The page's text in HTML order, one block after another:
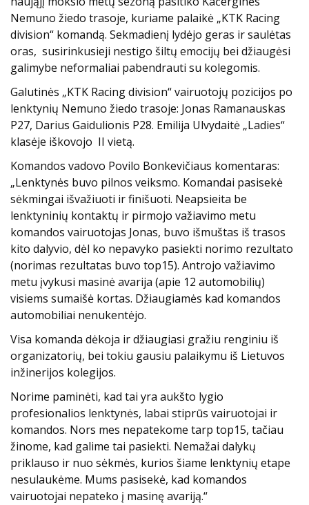
Nemuno žiedo trasoje, kuriame palaikė „KTK Racing
division“ komandą. Sekmadienį lydėjo geras ir saulėtas
oras, susirinkusieji nestigo šiltų emocijų bei džiaugėsi
galimybe neformaliai pabendrauti su kolegomis.
Galutinės „KTK Racing division“ vairuotojų pozicijos po
lenktynių Nemuno žiedo trasoje: Jonas Ramanauskas
P27, Darius Gaidulionis P28. Emilija Ulvydaitė „Ladies“
klasėje iškovojo II vietą.
Komandos vadovo Povilo Bonkevičiaus komentaras:
„Lenktynės buvo pilnos veiksmo. Komandai pasisekė
sėkmingai išvažiuoti ir finišuoti. Neapsieita be
lenktyninių kontaktų ir pirmojo važiavimo metu
komandos vairuotojas Jonas, buvo išmuštas iš trasos
kito dalyvio, dėl ko nepavyko pasiekti norimo rezultato
(norimas rezultatas buvo top15). Antrojo važiavimo
metu įvykusi masinė avarija (apie 12 automobilių)
visiems sumaišė kortas. Džiaugiamės kad komandos
automobiliai nenukentėjo.
Visa komanda dėkoja ir džiaugiasi gražiu renginiu iš
organizatorių, bei tokiu gausiu palaikymu iš Lietuvos
inžinerijos kolegijos.
Norime paminėti, kad tai yra aukšto lygio
profesionalios lenktynės, labai stiprūs vairuotojai ir
komandos. Nors mes nepatekome tarp top15, tačiau
žinome, kad galime tai pasiekti. Nemažai dalykų
priklauso ir nuo sėkmės, kurios šiame lenktynių etape
nesulaukėme. Mums pasisekė, kad komandos
vairuotojai nepateko į masinę avariją.“